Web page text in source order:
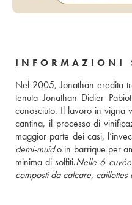
INFORMAZIONI
Nel 2005, Jonathan eredita
tenuta Jonathan Didier
conosciuto. Il lavoro in vigna
cantina, il processo di
demi-muid o in barrique per
minima di solfiti.Nelle 6
composti da calcare, caillottes